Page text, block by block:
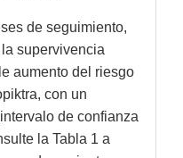
de seguimiento,
supervivencia
aumento del riesgo
con un
de confianza
la Tabla 1 a